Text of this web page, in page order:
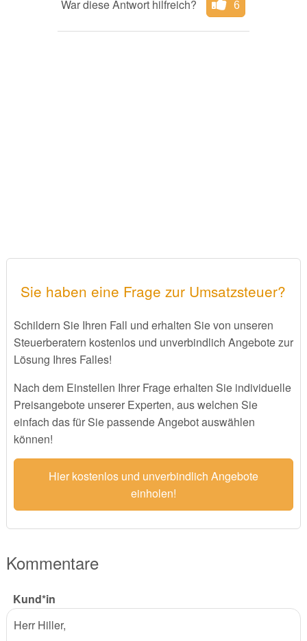
War diese Antwort hilfreich? 6
Sie haben eine Frage zur Umsatzsteuer?
Schildern Sie Ihren Fall und erhalten Sie von unseren
Steuerberatern kostenlos und unverbindlich Angebote zur
Lösung Ihres Falles!
Nach dem Einstellen Ihrer Frage erhalten Sie individuelle
Preisangebote unserer Experten, aus welchen Sie
einfach das für Sie passende Angebot auswählen
können!
Hier kostenlos und unverbindlich Angebote
einholen!
Kommentare
Kund*in
Herr Hiller,